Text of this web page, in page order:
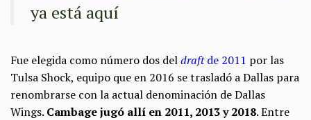
ya está aquí
Fue elegida como número dos deldraftde 2011 por las
Tulsa Shock, equipo que en 2016 se trasladó a Dallas para
renombrarse con la actual denominación de Dallas
Wings. Cambage jugó allí en 2011, 2013 y 2018. Entre